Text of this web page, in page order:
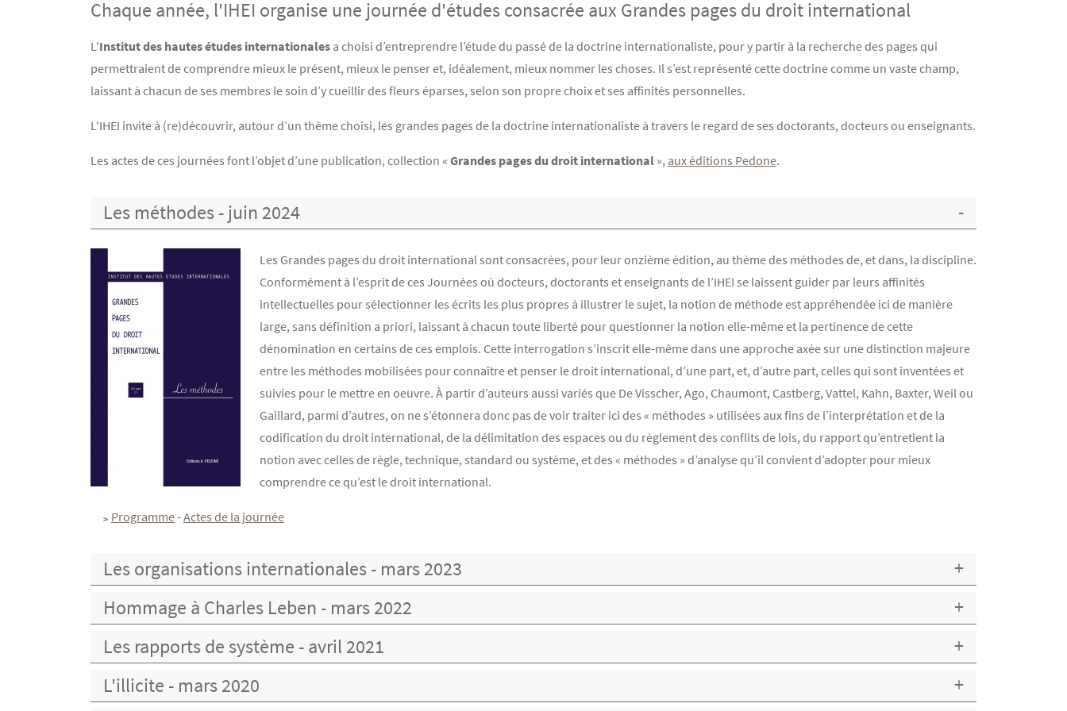
Chaque année, l'IHEI organise une journée d'études consacrée aux Grandes pages du droit international
Texte
L'Institut des hautes études internationales a choisi d’entreprendre l’étude du passé de la doctrine internationaliste, pour y partir à la recherche des pages qui
permettraient de comprendre mieux le présent, mieux le penser et, idéalement, mieux nommer les choses. Il s’est représenté cette doctrine comme un vaste champ,
laissant à chacun de ses membres le soin d’y cueillir des fleurs éparses, selon son propre choix et ses affinités personnelles.
L'IHEI invite à (re)découvrir, autour d’un thème choisi, les grandes pages de la doctrine internationaliste à travers le regard de ses doctorants, docteurs ou enseignants.
Les actes de ces journées font l’objet d’une publication, collection « Grandes pages du droit international », aux éditions Pedone.
Les méthodes - juin 2024
Les Grandes pages du droit international sont consacrées, pour leur onzième édition, au thème des méthodes de, et dans, la discipline.
Conformément à l’esprit de ces Journées où docteurs, doctorants et enseignants de l’IHEI se laissent guider par leurs affinités
intellectuelles pour sélectionner les écrits les plus propres à illustrer le sujet, la notion de méthode est appréhendée ici de manière
large, sans définition a priori, laissant à chacun toute liberté pour questionner la notion elle-même et la pertinence de cette
dénomination en certains de ces emplois. Cette interrogation s’inscrit elle-même dans une approche axée sur une distinction majeure
entre les méthodes mobilisées pour connaître et penser le droit international, d’une part, et, d’autre part, celles qui sont inventées et
suivies pour le mettre en oeuvre. À partir d’auteurs aussi variés que De Visscher, Ago, Chaumont, Castberg, Vattel, Kahn, Baxter, Weil ou
Gaillard, parmi d’autres, on ne s’étonnera donc pas de voir traiter ici des « méthodes » utilisées aux fins de l’interprétation et de la
codification du droit international, de la délimitation des espaces ou du règlement des conflits de lois, du rapport qu’entretient la
notion avec celles de règle, technique, standard ou système, et des « méthodes » d’analyse qu’il convient d’adopter pour mieux
comprendre ce qu’est le droit international.
Programme-Actes de la journée
Les organisations internationales - mars 2023
Hommage à Charles Leben - mars 2022
Les rapports de système - avril 2021
L'illicite - mars 2020